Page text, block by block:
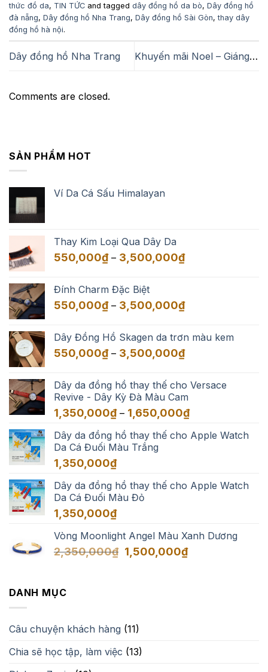
thức đồ da, TIN TỨC and tagged dây đồng hồ da bò, Dây đồng hồ
đà nẵng, Dây đồng hồ Nha Trang, Dây đồng hồ Sài Gòn,thay dây
đồng hồ hà nội.
Dây đồng hồ Nha Trang Khuyến mãi Noel – Giáng sinh 2019
Comments are closed.
SẢN PHẨM HOT
Ví Da Cá Sấu Himalayan
Thay Kim Loại Qua Dây Da
550,000₫ – 3,500,000₫Khoảng
đến
Đính Charm Đặc Biệt
550,000₫ – 3,500,000₫Khoảng
550,000₫
đến
Dây Đồng Hồ Skagen da trơn màu kem
550,000₫ – 3,500,000₫Khoảng
550,000₫
đến
3,500,000₫
Dây da đồng hồ thay thế cho Versace
Revive - Dây Kỳ Đà Màu Cam
1,350,000₫ – 1,650,000₫Khoảng
từ
Dây da đồng hồ thay thế cho Apple Watch
Da Cá Đuối Màu Trắng
1,350,000₫
Dây da đồng hồ thay thế cho Apple Watch
Da Cá Đuối Màu Đỏ
1,350,000₫
Vòng Moonlight Angel Màu Xanh Dương
2,350,000₫ Giá
1,500,000₫Giá
DANH MỤC
Câu chuyện khách hàng (11)
Chia sẽ học tập, làm việc (13)